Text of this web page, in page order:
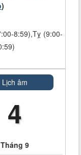
)
8:59),Tỵ (9:00-
Lịch âm
4
Tháng 9